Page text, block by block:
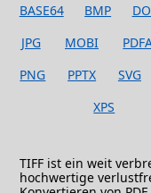
BASE64 BMP
JPG
MOBI
PNG
PPTX SVG
XPS
TIFF ist ein weit
hochwertige